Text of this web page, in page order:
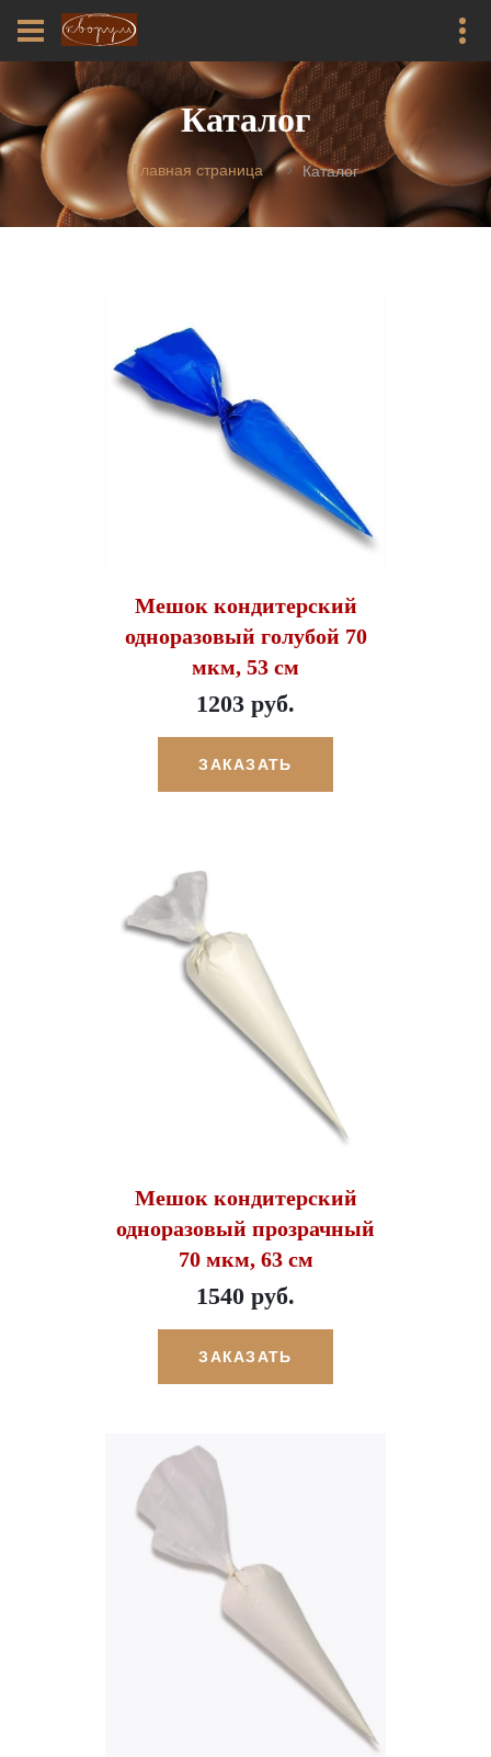
Каталог
Главная страница Каталог
Мешок кондитерский
одноразовый голубой 70
мкм, 53 см
1203 руб.
ЗАКАЗАТЬ
Мешок кондитерский
одноразовый прозрачный
70 мкм, 63 см
1540 руб.
ЗАКАЗАТЬ